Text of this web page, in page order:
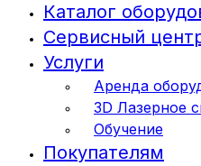
Каталог
Сервисный
Услуги
Аренда
3D Лазерное
Обучение
Покупателям